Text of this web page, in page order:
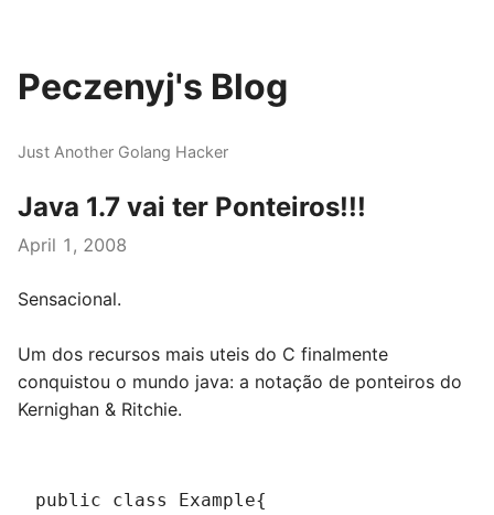
Peczenyj's Blog
Just Another Golang Hacker
Java 1.7 vai ter Ponteiros!!!
April 1, 2008
Sensacional.
Um dos recursos mais uteis do C finalmente
conquistou o mundo java: a notação de ponteiros do
Kernighan & Ritchie.
public class Example{